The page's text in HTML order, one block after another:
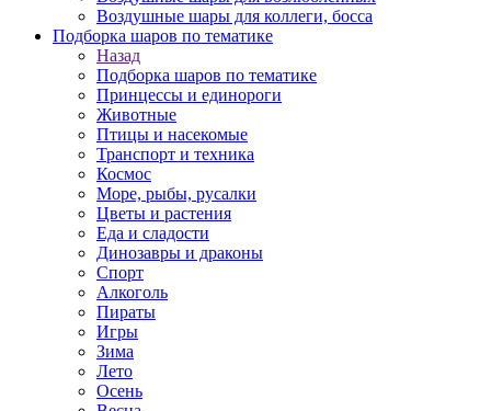
Воздушные шары для коллеги, босса
Подборка шаров по тематике
Назад
Подборка шаров по тематике
Принцессы и единороги
Животные
Птицы и насекомые
Транспорт и техника
Космос
Море, рыбы, русалки
Цветы и растения
Еда и сладости
Динозавры и драконы
Спорт
Алкоголь
Пираты
Игры
Зима
Лето
Осень